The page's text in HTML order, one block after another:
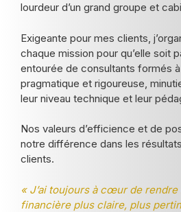
lourdeur d’un grand groupe et
Exigeante pour mes clients,
chaque mission pour qu’elle soit
entourée de consultants formés
pragmatique et rigoureuse,
leur niveau technique et leur
Nos valeurs d’efficience et de
notre différence dans les
clients.
« J’ai toujours à cœur de rendre
financière plus claire, plus